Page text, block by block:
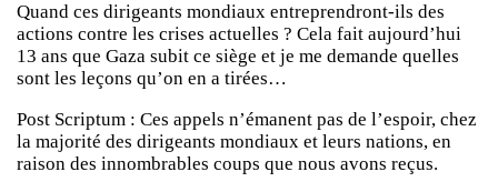
Quand ces dirigeants mondiaux entreprendront-ils des
actions contre les crises actuelles ? Cela fait aujourd’hui
13 ans que Gaza subit ce siège et je me demande quelles
sont les leçons qu’on en a tirées…
Post Scriptum : Ces appels n’émanent pas de l’espoir, chez
la majorité des dirigeants mondiaux et leurs nations, en
raison des innombrables coups que nous avons reçus.